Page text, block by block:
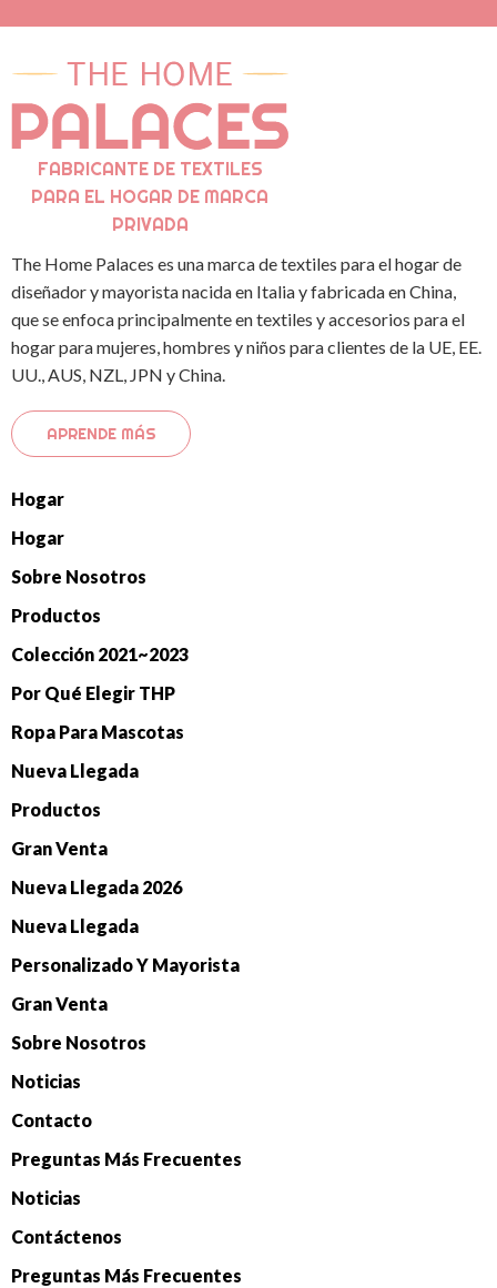
FABRICANTE DE TEXTILES
PARA EL HOGAR DE MARCA
PRIVADA
The Home Palaces es una marca de textiles para el hogar de
diseñador y mayorista nacida en Italia y fabricada en China,
que se enfoca principalmente en textiles y accesorios para el
hogar para mujeres, hombres y niños para clientes de la UE, EE.
UU., AUS, NZL, JPN y China.
APRENDE MÁS
Hogar
Hogar
Sobre Nosotros
Productos
Colección 2021~2023
Por Qué Elegir THP
Ropa Para Mascotas
Nueva Llegada
Productos
Gran Venta
Nueva Llegada 2026
Nueva Llegada
Personalizado Y Mayorista
Gran Venta
Sobre Nosotros
Noticias
Contacto
Preguntas Más Frecuentes
Noticias
Contáctenos
Preguntas Más Frecuentes